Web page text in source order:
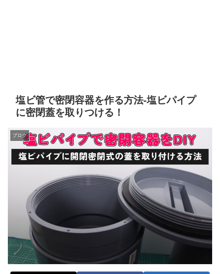
塩ビ管で密閉容器を作る方法-塩ビパイプ
に密閉蓋を取りつける！
ブログ